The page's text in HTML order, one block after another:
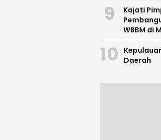
9
Kajati
WBBM di
10
Daerah